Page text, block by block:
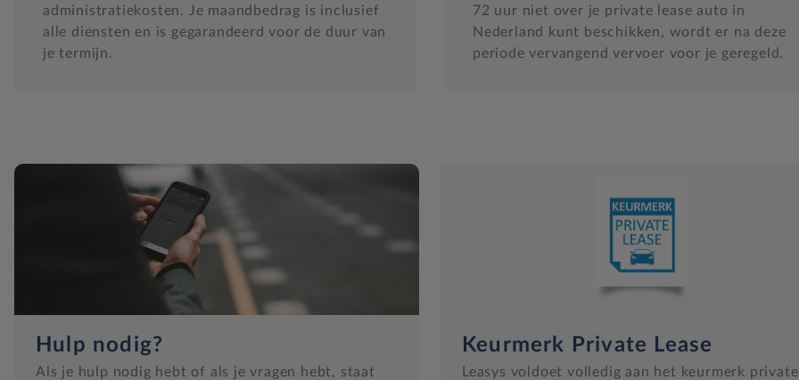
administratiekosten. Je maandbedrag is inclusief
alle diensten en is gegarandeerd voor de duur van
je termijn.
72 uur niet over je private lease auto in
Nederland kunt beschikken, wordt er na deze
periode vervangend vervoer voor je geregeld.
Hulp nodig?
Als je hulp nodig hebt of als je vragen hebt, staat
Keurmerk Private Lease
Leasys voldoet volledig aan het keurmerk private